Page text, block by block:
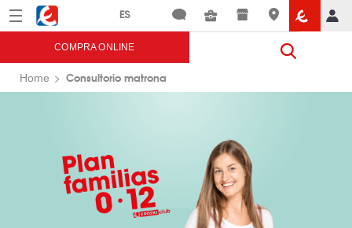
Menú Eroski
COMPRA ONLINE
Home Consultorio matrona